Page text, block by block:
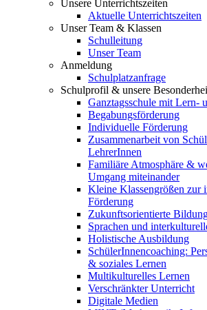
Unsere Unterrichtszeiten
Aktuelle Unterrichtszeiten
Unser Team & Klassen
Schulleitung
Unser Team
Anmeldung
Schulplatzanfrage
Schulprofil & unsere
Ganztagsschule mit Lern-
Begabungsförderung
Individuelle Förderung
Zusammenarbeit von
LehrerInnen
Familiäre Atmosphäre &
Umgang miteinander
Kleine Klassengrößen zur
Förderung
Zukunftsorientierte
Sprachen und
Holistische Ausbildung
SchülerInnencoaching:
& soziales Lernen
Multikulturelles Lernen
Verschränkter Unterricht
Digitale Medien